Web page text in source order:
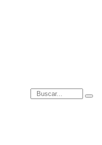
Introduce términos de